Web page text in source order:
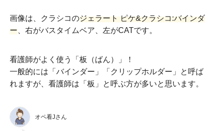
画像は、クラシコのジェラート ピケ&クラシコ:バインダ
ー 、右がバスタイムベア、左がCATです。
看護師がよく使う「板（ばん）」！
一般的には「バインダー」「クリップホルダー」と呼ば
れますが、看護師は「板」と呼ぶ方が多いと思います。
オペ看Jさん